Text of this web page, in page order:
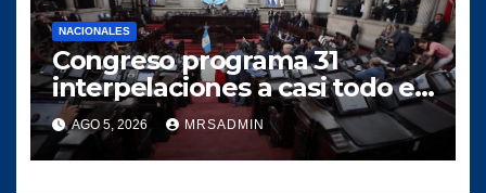
NACIONALES
Congreso programa 31
interpelaciones a casi todo el
gabinete de Bernardo
Arévalo entre agosto y
octubre
AGO 5, 2026 MRSADMIN